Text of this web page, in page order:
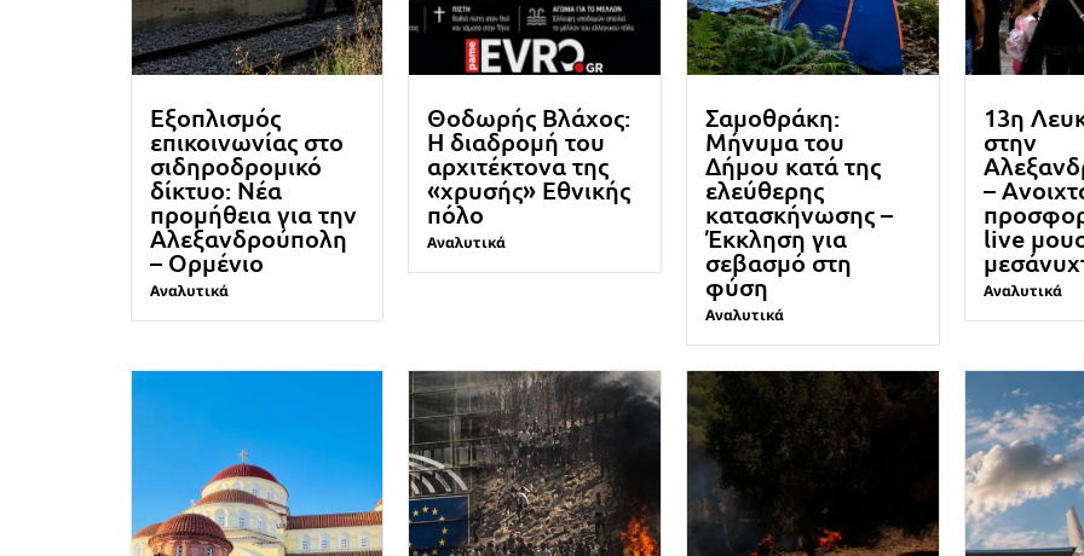
Εξοπλισμός
επικοινωνίας στο
σιδηροδρομικό
δίκτυο: Νέα
προμήθεια για την
Αλεξανδρούπολη
– Ορμένιο
Αναλυτικά
Θοδωρής Βλάχος:
Η διαδρομή του
αρχιτέκτονα της
«χρυσής» Εθνικής
πόλο
Αναλυτικά
Σαμοθράκη:
Μήνυμα του
Δήμου κατά της
ελεύθερης
κατασκήνωσης –
Έκκληση για
σεβασμό στη
φύση
Αναλυτικά
13η
στην
–
live
Αναλυτικά